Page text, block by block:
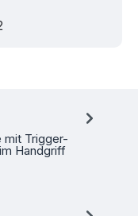
mit Trigger-
Handgriff